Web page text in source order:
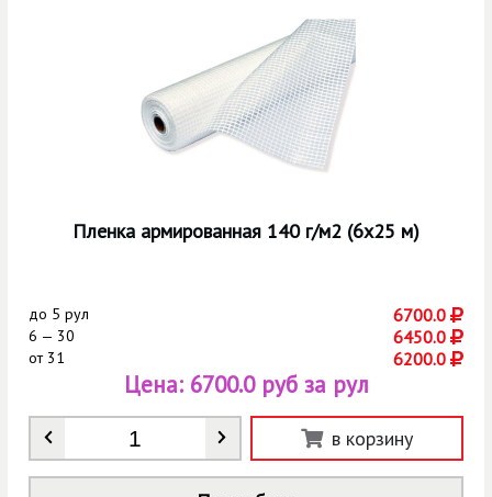
Пленка армированная 140 г/м2 (6х25 м)
до 5 рул 6700.0
6 — 30 6450.0
от31 6200.0
Количество
Цена: 6700.0 руб за рул
в корзину